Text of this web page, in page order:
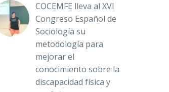
COCEMFE lleva al XVI
Congreso Español de
Sociología su
metodología para
mejorar el
conocimiento sobre la
discapacidad física y